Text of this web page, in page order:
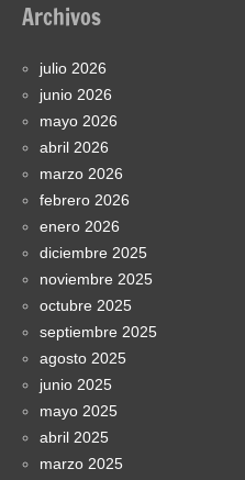
Archivos
julio 2026
junio 2026
mayo 2026
abril 2026
marzo 2026
febrero 2026
enero 2026
diciembre 2025
noviembre 2025
octubre 2025
septiembre 2025
agosto 2025
junio 2025
mayo 2025
abril 2025
marzo 2025